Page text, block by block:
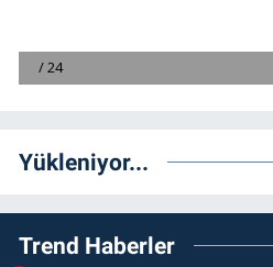
Yükleniyor...
Trend Haberler